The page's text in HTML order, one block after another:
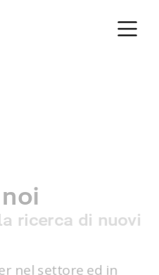
ricerca di nuovi
nel settore ed in